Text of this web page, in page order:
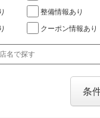
整備情報あり
クーポン情報あり
条